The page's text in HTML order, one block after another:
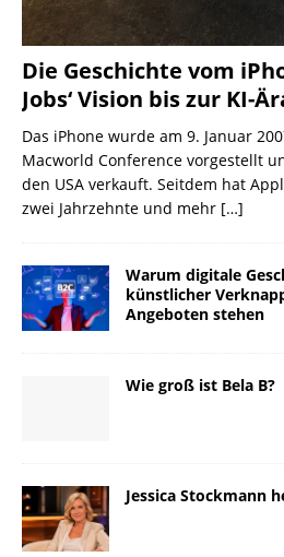
Die Geschichte vom
Jobs‘ Vision bis zur KI-
Das iPhone wurde am 9. Januar
Macworld Conference vorgestellt
den USA verkauft. Seitdem hat
zwei Jahrzehnte und mehr […]
Warum digitale
künstlicher
Angeboten stehen
Wie groß ist Bela B?
Jessica Stockmann